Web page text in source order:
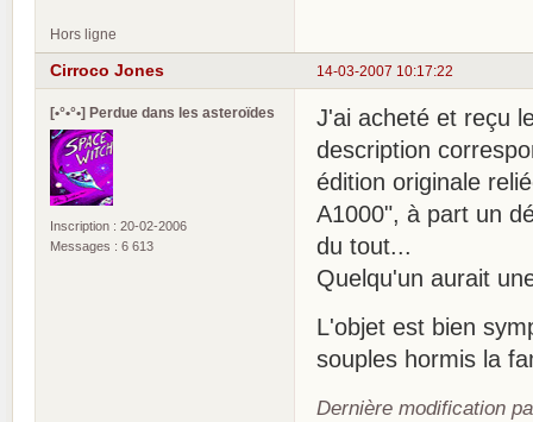
Hors ligne
14-03-2007 10:17:22
Cirroco Jones
[•°•°•] Perdue dans les asteroïdes
Inscription : 20-02-2006
Messages : 6 613
J'ai acheté et reçu
description
édition originale
A1000", à part un
du tout...
Quelqu'un aurait
L'objet est bien
souples hormis la
Dernière modification